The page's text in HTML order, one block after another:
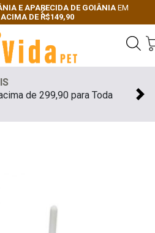
E APARECIDA DE GOIÂNIA EM
ACIMA DE R$149,90
Previous
de 299,90 para Toda